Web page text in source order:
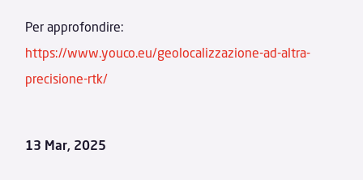
13 Mar, 2025
Per approfondire:
https://www.youco.eu/geolocalizzazione-ad-altra-
precisione-rtk/